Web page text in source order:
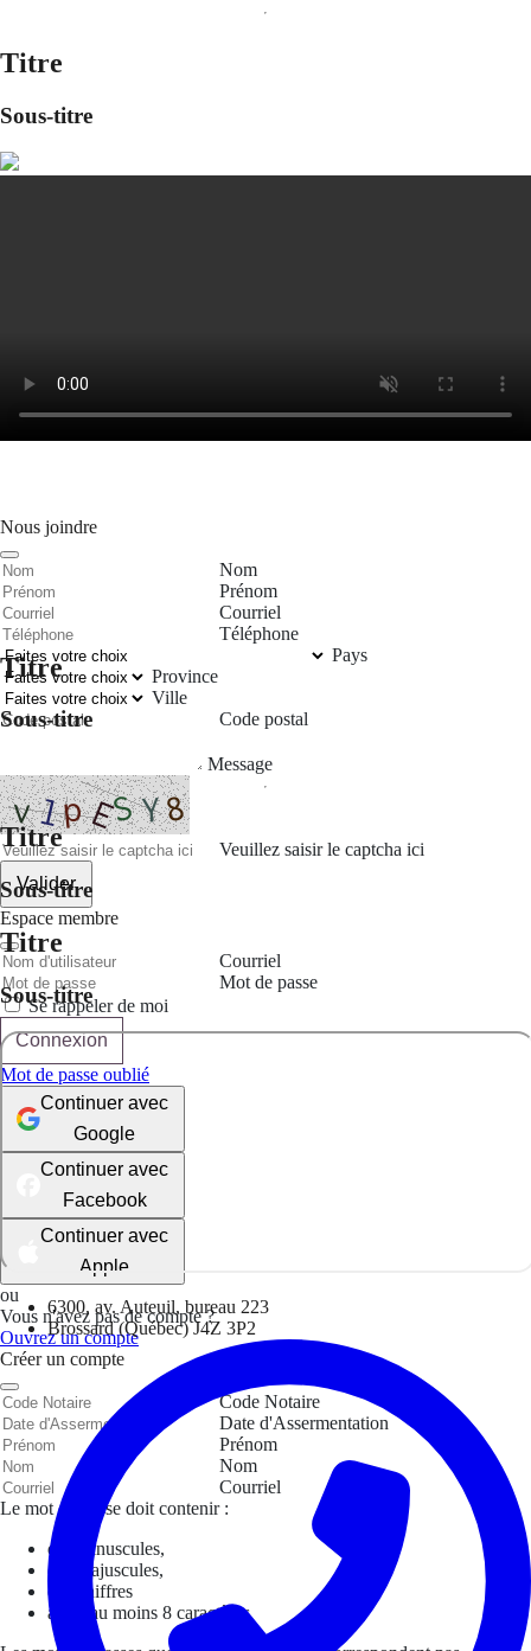
Titre
Sous-titre
Titre
Sous-titre
Titre
Sous-titre
Titre
Sous-titre
6300, av. Auteuil, bureau 223
Brossard (Québec) J4Z 3P2
Nous joindre
Nom
Prénom
Courriel
Téléphone
Pays
Province
Ville
Code postal
Message
Veuillez saisir le captcha ici
Valider
Espace membre
Courriel
Mot de passe
Se rappeler de moi
Connexion
Mot de passe oublié
Continuer avec
Google
Continuer avec
Facebook
Continuer avec
Apple
ou
Vous n'avez pas de compte ?
Ouvrez un compte
Créer un compte
Code Notaire
Date d'Assermentation
Prénom
Nom
Courriel
Le mot de passe doit contenir :
des minuscules,
des majuscules,
des chiffres
avoir au moins 8 caractères